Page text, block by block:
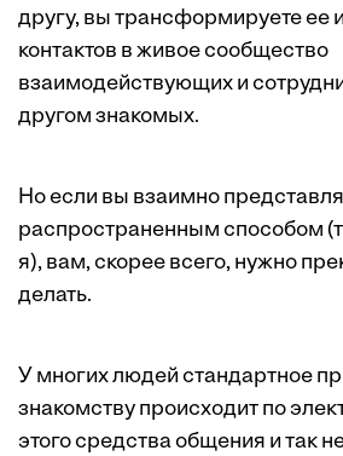
другу, вы трансформируете ее
контактов в живое сообщество
взаимодействующих и
другом знакомых.
Но если вы взаимно
распространенным способом
я), вам, скорее всего, нужно
делать.
У многих людей стандартное
знакомству происходит по
этого средства общения и так